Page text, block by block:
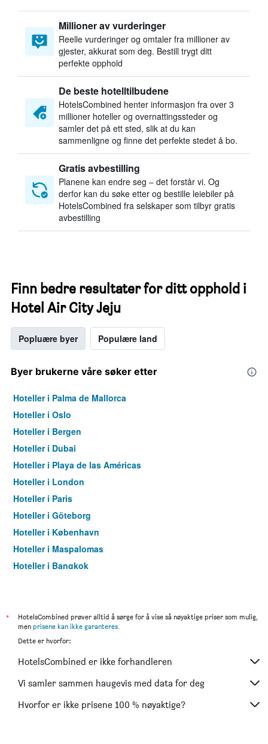
Millioner av vurderinger
Reelle vurderinger og omtaler fra millioner av
gjester, akkurat som deg. Bestill trygt ditt
perfekte opphold
De beste hotelltilbudene
HotelsCombined henter informasjon fra over 3
millioner hoteller og overnattingssteder og
samler det på ett sted, slik at du kan
sammenligne og finne det perfekte stedet å bo.
Gratis avbestilling
Planene kan endre seg – det forstår vi. Og
derfor kan du søke etter og bestille leiebiler på
HotelsCombined fra selskaper som tilbyr gratis
avbestilling
Finn bedre resultater for ditt opphold i
Hotel Air City Jeju
Popluære byer Populære land
Byer brukerne våre søker etter
Hoteller i Palma de Mallorca
Hoteller i Oslo
Hoteller i Bergen
Hoteller i Dubai
Hoteller i Playa de las Américas
Hoteller i London
Hoteller i Paris
Hoteller i Göteborg
Hoteller i København
Hoteller i Maspalomas
Hoteller i Bangkok
*
HotelsCombined prøver alltid å sørge for å vise så nøyaktige priser som mulig,
men prisene kan ikke garanteres.
Dette er hvorfor:
HotelsCombined er ikke forhandleren
Vi samler sammen haugevis med data for deg
Hvorfor er ikke prisene 100 % nøyaktige?